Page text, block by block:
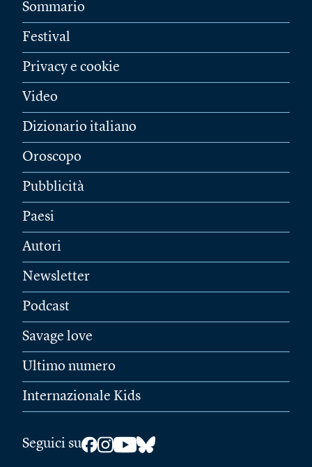
Sommario
Festival
Privacy e cookie
Video
Dizionario italiano
Oroscopo
Pubblicità
Paesi
Autori
Newsletter
Podcast
Savage love
Ultimo numero
Internazionale Kids
Seguici su